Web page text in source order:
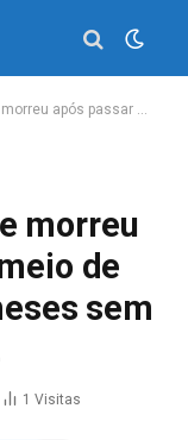
está há quatro meses sem identificação no IML
morreu
de
sem
1 Visitas